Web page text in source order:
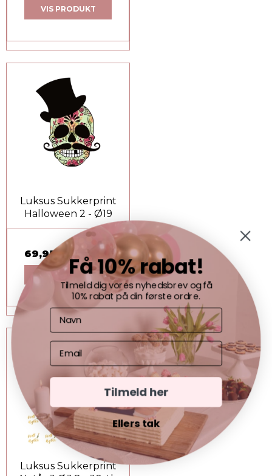
VIS PRODUKT
Luksus Sukkerprint
Halloween 2 - Ø19
69,95 DKK
VIS PRODUKT
Luksus Sukkerprint
Få 10% rabat!
Tilmeld dig vores nyhedsbrev og få
10% rabat på din første ordre.
Tilmeld her
Ellers tak